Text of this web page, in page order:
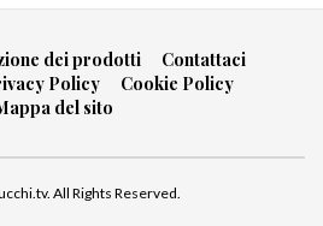
dei prodotti
Contattaci
Policy
Cookie Policy
del sito
All Rights Reserved.